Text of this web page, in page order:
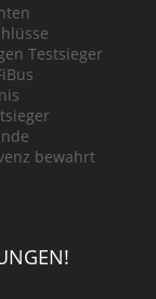
Testsieger
bewahrt